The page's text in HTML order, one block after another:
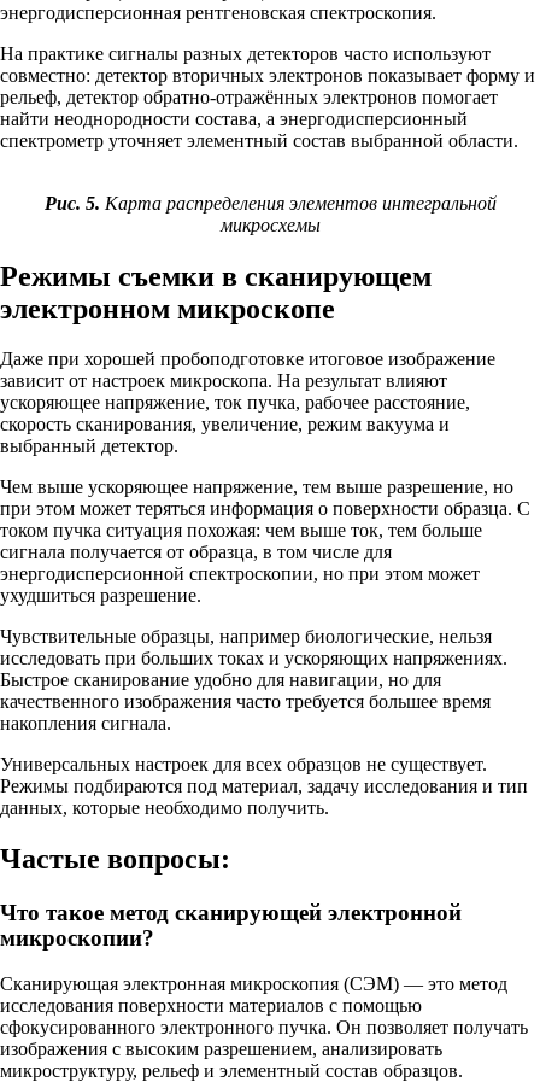
энергодисперсионная рентгеновская спектроскопия.
На практике сигналы разных детекторов часто используют
совместно: детектор вторичных электронов показывает форму и
рельеф, детектор обратно-отражённых электронов помогает
найти неоднородности состава, а энергодисперсионный
спектрометр уточняет элементный состав выбранной области.
Рис. 5. Карта распределения элементов интегральной
микросхемы
Режимы съемки в сканирующем
электронном микроскопе
Даже при хорошей пробоподготовке итоговое изображение
зависит от настроек микроскопа. На результат влияют
ускоряющее напряжение, ток пучка, рабочее расстояние,
скорость сканирования, увеличение, режим вакуума и
выбранный детектор.
Чем выше ускоряющее напряжение, тем выше разрешение, но
при этом может теряться информация о поверхности образца. С
током пучка ситуация похожая: чем выше ток, тем больше
сигнала получается от образца, в том числе для
энергодисперсионной спектроскопии, но при этом может
ухудшиться разрешение.
Чувствительные образцы, например биологические, нельзя
исследовать при больших токах и ускоряющих напряжениях.
Быстрое сканирование удобно для навигации, но для
качественного изображения часто требуется большее время
накопления сигнала.
Универсальных настроек для всех образцов не существует.
Режимы подбираются под материал, задачу исследования и тип
данных, которые необходимо получить.
Частые вопросы:
Что такое метод сканирующей электронной
микроскопии?
Сканирующая электронная микроскопия (СЭМ) — это метод
исследования поверхности материалов с помощью
сфокусированного электронного пучка. Он позволяет получать
изображения с высоким разрешением, анализировать
микроструктуру, рельеф и элементный состав образцов.